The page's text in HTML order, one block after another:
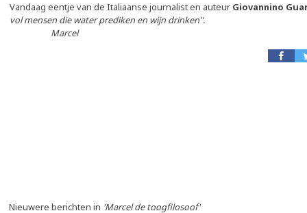
Vandaag eentje van de Italiaanse journalist en auteur Giovannino
vol mensen die water prediken en wijn drinken".
Marcel
Nieuwere berichten in 'Marcel de toogfilosoof'